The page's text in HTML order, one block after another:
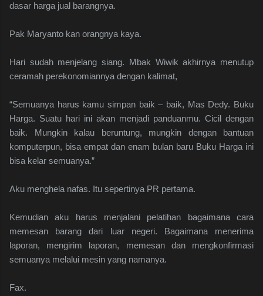
dasar harga jual barangnya.
Pak Maryanto kan orangnya kaya.
Hari sudah menjelang siang. Mbak Wiwik akhirnya menutup
ceramah perekonomiannya dengan kalimat,
“Semuanya harus kamu simpan baik – baik, Mas Dedy. Buku
Harga. Suatu hari ini akan menjadi panduanmu. Cicil dengan
baik. Mungkin kalau beruntung, mungkin dengan bantuan
komputerpun, bisa empat dan enam bulan baru Buku Harga ini
bisa kelar semuanya.”
Aku menghela nafas. Itu sepertinya PR pertama.
Kemudian aku harus menjalani pelatihan bagaimana cara
memesan barang dari luar negeri. Bagaimana menerima
laporan, mengirim laporan, memesan dan mengkonfirmasi
semuanya melalui mesin yang namanya.
Fax.